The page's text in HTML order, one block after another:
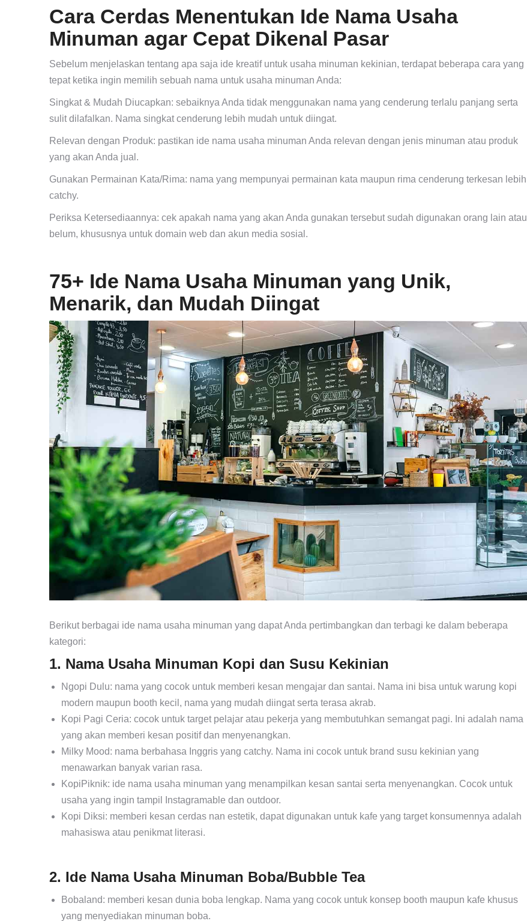
Cara Cerdas Menentukan Ide Nama Usaha
Minuman agar Cepat Dikenal Pasar
Sebelum menjelaskan tentang apa saja ide kreatif untuk usaha minuman kekinian, terdapat beberapa cara yang
tepat ketika ingin memilih sebuah nama untuk usaha minuman Anda:
Singkat & Mudah Diucapkan: sebaiknya Anda tidak menggunakan nama yang cenderung terlalu panjang serta
sulit dilafalkan. Nama singkat cenderung lebih mudah untuk diingat.
Relevan dengan Produk: pastikan ide nama usaha minuman Anda relevan dengan jenis minuman atau produk
yang akan Anda jual.
Gunakan Permainan Kata/Rima: nama yang mempunyai permainan kata maupun rima cenderung terkesan lebih
catchy.
Periksa Ketersediaannya: cek apakah nama yang akan Anda gunakan tersebut sudah digunakan orang lain atau
belum, khususnya untuk domain web dan akun media sosial.
75+ Ide Nama Usaha Minuman yang Unik,
Menarik, dan Mudah Diingat
Berikut berbagai ide nama usaha minuman yang dapat Anda pertimbangkan dan terbagi ke dalam beberapa
kategori:
1. Nama Usaha Minuman Kopi dan Susu Kekinian
Ngopi Dulu: nama yang cocok untuk memberi kesan mengajar dan santai. Nama ini bisa untuk warung kopi
modern maupun booth kecil, nama yang mudah diingat serta terasa akrab.
Kopi Pagi Ceria: cocok untuk target pelajar atau pekerja yang membutuhkan semangat pagi. Ini adalah nama
yang akan memberi kesan positif dan menyenangkan.
Milky Mood: nama berbahasa Inggris yang catchy. Nama ini cocok untuk brand susu kekinian yang
menawarkan banyak varian rasa.
KopiPiknik: ide nama usaha minuman yang menampilkan kesan santai serta menyenangkan. Cocok untuk
usaha yang ingin tampil Instagramable dan outdoor.
Kopi Diksi: memberi kesan cerdas nan estetik, dapat digunakan untuk kafe yang target konsumennya adalah
mahasiswa atau penikmat literasi.
2. Ide Nama Usaha Minuman Boba/Bubble Tea
Bobaland: memberi kesan dunia boba lengkap. Nama yang cocok untuk konsep booth maupun kafe khusus
yang menyediakan minuman boba.